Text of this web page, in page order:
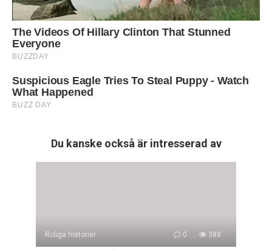
Du kanske också är intresserad av
Roliga historier 0 388